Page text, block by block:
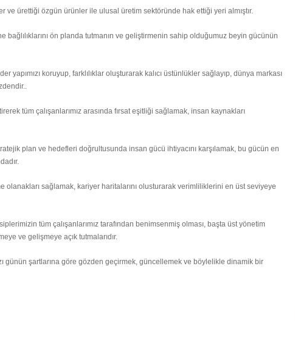
ürettiği özgün ürünler ile ulusal üretim sektöründe hak ettiği yeri almıştır.
bağlılıklarını ön planda tutmanın ve geliştirmenin sahip olduğumuz beyin gücünün
koruyup, farklılıklar oluşturarak kalıcı üstünlükler sağlayıp, dünya markası
tüm çalışanlarımız arasında fırsat eşitliği sağlamak, insan kaynakları
plan ve hedefleri doğrultusunda insan gücü ihtiyacını karşılamak, bu gücün en
olanakları sağlamak, kariyer haritalarını olusturarak verimliliklerini en üst seviyeye
tüm çalışanlarımız tarafından benimsenmiş olması, başta üst yönetim
ve gelişmeye açık tutmalarıdır.
günün şartlarına göre gözden geçirmek, güncellemek ve böylelikle dinamik bir